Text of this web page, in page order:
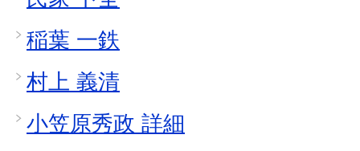
稲葉 一鉄
村上 義清
小笠原秀政 詳細